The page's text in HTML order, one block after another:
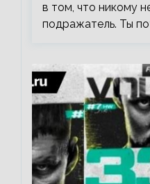
в том, что никому
подражатель. Ты